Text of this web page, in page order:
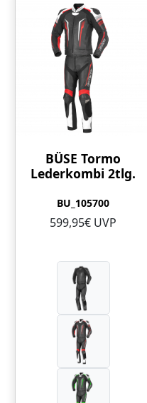
BÜSE Tormo
Lederkombi 2tlg.
BU_105700
599,95€ UVP